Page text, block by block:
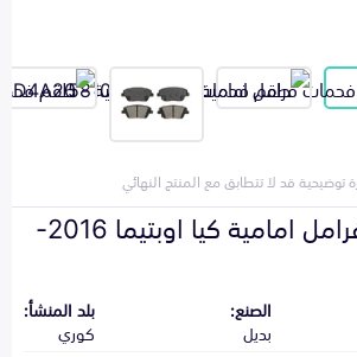
توضيحية قد لا تتطابق مع المنتج النهائي
طقم فحمات فرامل امامية كيا اوبتيما 2016-
الصنع:
بديل
بلد المنشأ:
كوري